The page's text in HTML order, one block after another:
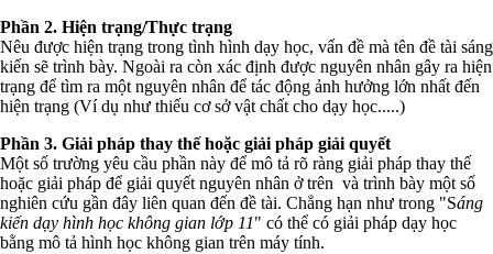
Phần 2. Hiện trạng/Thực trạng
Nêu được hiện trạng trong tình hình dạy học, vấn đề mà tên đề tài sáng
kiến sẽ trình bày. Ngoài ra còn xác định được nguyên nhân gây ra hiện
trạng để tìm ra một nguyên nhân để tác động ảnh hưởng lớn nhất đến
hiện trạng (Ví dụ như thiếu cơ sở vật chất cho dạy học.....)
Phần 3. Giải pháp thay thế hoặc giải pháp giải quyết
Một số trường yêu cầu phần này để mô tả rõ ràng giải pháp thay thế
hoặc giải pháp để giải quyết nguyên nhân ở trên và trình bày một số
nghiên cứu gần đây liên quan đến đề tài. Chẳng hạn như trong "Sáng
kiến dạy hình học không gian lớp 11" có thể có giải pháp dạy học
bằng mô tả hình học không gian trên máy tính.